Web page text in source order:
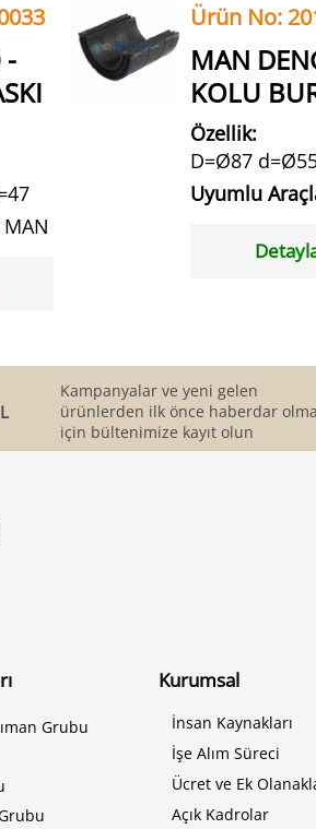
-
MAN
Ürün No:
MAN
KOLU
Özellik:
D=Ø87
Uyumlu
Kampanyalar ve yeni gelen
ürünlerden ilk önce haberdar
için bültenimize kayıt olun
Grubu
Kurumsal
İnsan Kaynakları
İşe Alım Süreci
Ücret ve Ek
Açık Kadrolar